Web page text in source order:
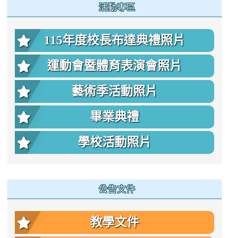
活動專區
115年度校長布達典禮照片
運動會暨體育表演會照片
藝術季活動照片
畢業典禮
學校活動照片
公告文件
教學文件